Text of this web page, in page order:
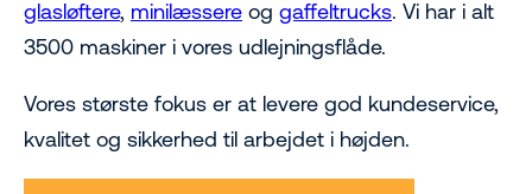
glasløftere, minilæssere og gaffeltrucks. Vi har i alt
3500 maskiner i vores udlejningsflåde.
Vores største fokus er at levere god kundeservice,
kvalitet og sikkerhed til arbejdet i højden.